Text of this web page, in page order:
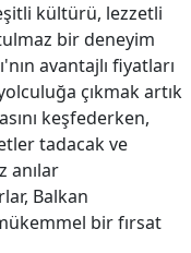
kültürü, lezzetli
bir deneyim
avantajlı fiyatları
çıkmak artık
keşfederken,
tadacak ve
anılar
Balkan
bir fırsat